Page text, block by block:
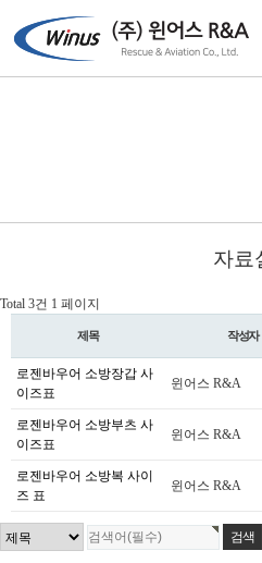
자료
Total 3건 1 페이지
제목 작성자
로젠바우어 소방장갑 사
이즈표
윈어스 R&A
로젠바우어 소방부츠 사
이즈표
윈어스 R&A
로젠바우어 소방복 사이
즈 표
윈어스 R&A